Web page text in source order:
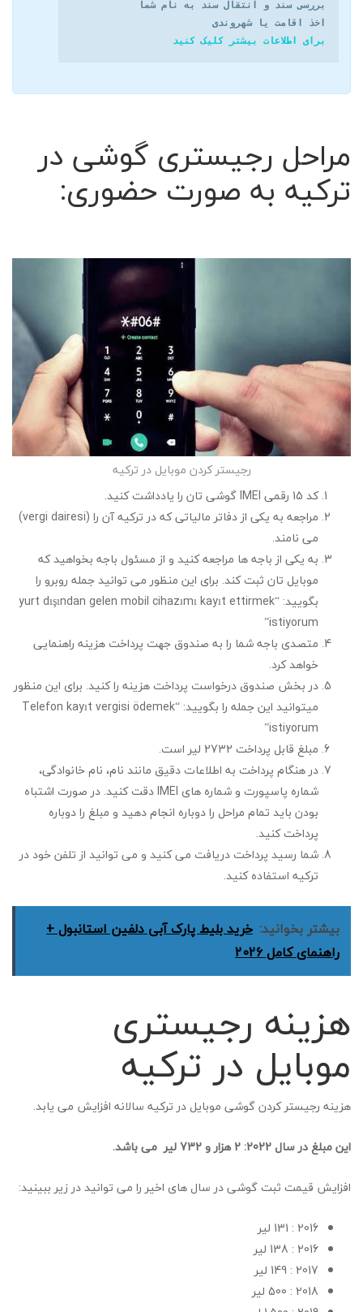
اخذ اقامت یا شهروندی
برای اطلاعات بیشتر کلیک کنید
مراحل رجیستری گوشی در
ترکیه به صورت حضوری:
رجیستر کردن موبایل در ترکیه
کد 15 رقمی IMEI گوشی تان را یادداشت کنید.
مراجعه به یکی از دفاتر مالیاتی که در ترکیه آن را (vergi dairesi)
می نامند.
به یکی از باجه ها مراجعه کنید و از مسئول باجه بخواهید که
موبایل تان ثبت کند. برای این منظور می توانید جمله روبرو را
بگویید: “yurt dışından gelen mobil cihazımı kayıt ettirmek
istiyorum”
متصدی باجه شما را به صندوق جهت پرداخت هزینه راهنمایی
خواهد کرد.
در بخش صندوق درخواست پرداخت هزینه را کنید. برای این منظور
میتوانید این جمله را بگویید: “Telefon kayıt vergisi ödemek
istiyorum”
مبلغ قابل پرداخت 2732 لیر است.
در هنگام پرداخت به اطلاعات دقیق مانند نام، نام خانوادگی،
شماره پاسپورت و شماره های IMEI دقت کنید. در صورت اشتباه
بودن باید تمام مراحل را دوباره انجام دهید و مبلغ را دوباره
پرداخت کنید.
شما رسید پرداخت دریافت می کنید و می توانید از تلفن خود در
ترکیه استفاده کنید.
بیشتر بخوانید: خرید بلیط پارک آبی دلفین استانبول +
راهنمای کامل 2026
هزینه رجیستری
موبایل در ترکیه
هزینه رجیستر کردن گوشی موبایل در ترکیه سالانه افزایش می یابد.
این مبلغ در سال 2022: 2 هزار و 732 لیر می باشد.
افزایش قیمت ثبت گوشی در سال های اخیر را می توانید در زیر ببینید:
2016 : 131 لیر
2016 : 138 لیر
2017 : 149 لیر
2018 : 500 لیر